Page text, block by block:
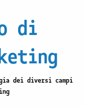
di
dei diversi campi